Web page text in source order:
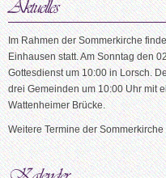
Im Rahmen der Sommerkirche
Einhausen statt. Am Sonntag den
Gottesdienst um 10:00 in Lorsch.
drei Gemeinden um 10:00 Uhr mit
Wattenheimer Brücke.
Weitere Termine der